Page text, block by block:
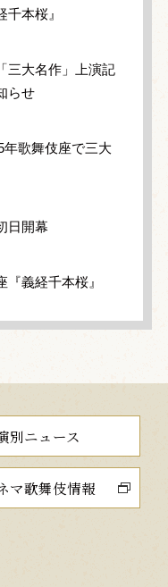
本桜』
三大名作」上演記
らせ
年歌舞伎座で三大
日開幕
義経千本桜』
別ニュース
マ歌舞伎情報